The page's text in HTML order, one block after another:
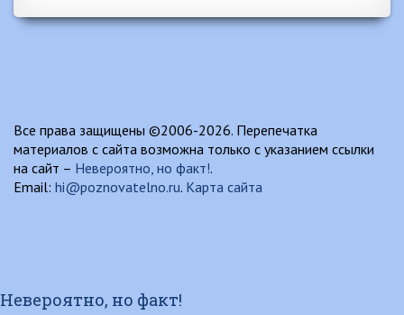
Все права защищены ©2006-2026. Перепечатка
материалов с сайта возможна только с указанием ссылки
на сайт – Невероятно, но факт!.
Email: hi@poznovatelno.ru. Карта сайта
Невероятно, но факт!